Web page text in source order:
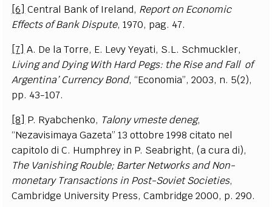
[6] Central Bank of Ireland, Report on Economic
Effects of Bank Dispute, 1970, pag. 47.
[7] A. De la Torre, E. Levy Yeyati, S.L. Schmuckler,
Living and Dying With Hard Pegs: the Rise and Fall of
Argentina’ Currency Bond, “Economia”, 2003, n. 5(2),
pp. 43-107.
[8] P. Ryabchenko, Talony vmeste deneg,
“Nezavisimaya Gazeta” 13 ottobre 1998 citato nel
capitolo di C. Humphrey in P. Seabright, (a cura di),
The Vanishing Rouble; Barter Networks and Non-
monetary Transactions in Post-Soviet Societies,
Cambridge University Press, Cambridge 2000, p. 290.